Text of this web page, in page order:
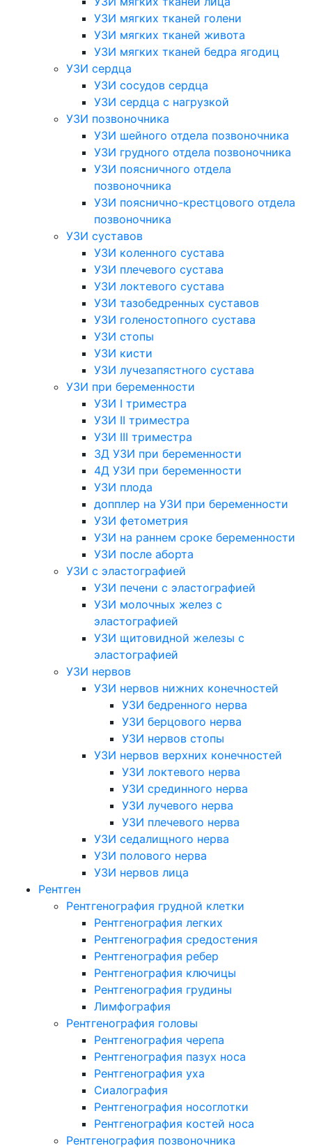
УЗИ мягких тканей голени
УЗИ мягких тканей живота
УЗИ мягких тканей бедра ягодиц
УЗИ сердца
УЗИ сосудов сердца
УЗИ сердца с нагрузкой
УЗИ позвоночника
УЗИ шейного отдела позвоночника
УЗИ грудного отдела позвоночника
УЗИ поясничного отдела
позвоночника
УЗИ пояснично-крестцового отдела
позвоночника
УЗИ суставов
УЗИ коленного сустава
УЗИ плечевого сустава
УЗИ локтевого сустава
УЗИ тазобедренных суставов
УЗИ голеностопного сустава
УЗИ стопы
УЗИ кисти
УЗИ лучезапястного сустава
УЗИ при беременности
УЗИ I триместра
УЗИ II триместра
УЗИ III триместра
3Д УЗИ при беременности
4Д УЗИ при беременности
УЗИ плода
допплер на УЗИ при беременности
УЗИ фетометрия
УЗИ на раннем сроке беременности
УЗИ после аборта
УЗИ с эластографией
УЗИ печени с эластографией
УЗИ молочных желез с
эластографией
УЗИ щитовидной железы с
эластографией
УЗИ нервов
УЗИ нервов нижних конечностей
УЗИ бедренного нерва
УЗИ берцового нерва
УЗИ нервов стопы
УЗИ нервов верхних конечностей
УЗИ локтевого нерва
УЗИ срединного нерва
УЗИ лучевого нерва
УЗИ плечевого нерва
УЗИ седалищного нерва
УЗИ полового нерва
УЗИ нервов лица
Рентген
Рентгенография грудной клетки
Рентгенография легких
Рентгенография средостения
Рентгенография ребер
Рентгенография ключицы
Рентгенография грудины
Лимфография
Рентгенография головы
Рентгенография черепа
Рентгенография пазух носа
Рентгенография уха
Сиалография
Рентгенография носоглотки
Рентгенография костей носа
Рентгенография позвоночника